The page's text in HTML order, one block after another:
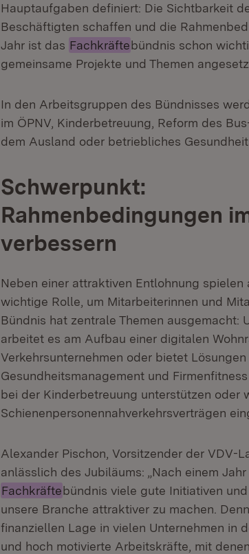
Hauptaufgaben definiert: Die Sichtbarkeit
Beschäftigten schaffen und die
Jahr ist das Fachkräftebündnis schon
gemeinsame Projekte und Themen
In den Arbeitsgruppen des Bündnisses
im ÖPNV, Kinderbetreuung, Reform des
dem Ausland oder betriebliches
Schwerpunkt:
Rahmenbedingungen
verbessern
Neben einer attraktiven Entlohnung
wichtige Rolle, um Mitarbeiterinnen und
Bündnis hat zentrale Themen ausgemacht:
arbeitet es am Aufbau einer digitalen
Verkehrsunternehmen oder bietet
Gesundheitsmanagement und
bei der Kinderbetreuung unterstützen oder
Schienenpersonennahverkehrsverträgen
Alexander Pischon, Vorsitzender der VDV-
anlässlich des Jubiläums: „Nach einem
Fachkräftebündnis viele gute Initiativen
unsere Branche attraktiver zu machen.
finanziellen Lage in vielen Unternehmen in
und hoch motivierte Arbeitskräfte, mit